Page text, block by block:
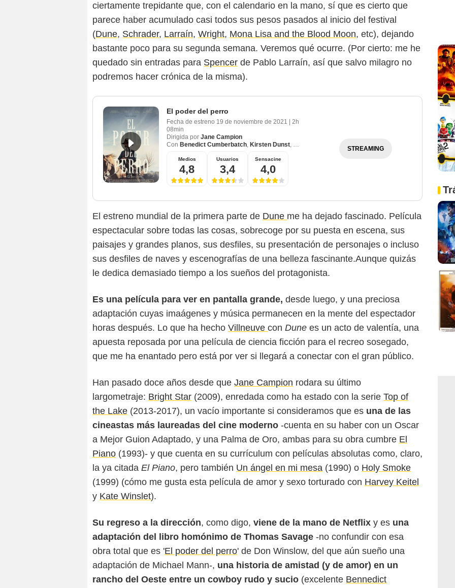
ciertamente trepidante que, con el calendario en la mano, sí que es cierto que
parece haber acumulado casi todos sus pesos pasados al inicio del festival
(Dune, Schrader, Larraín, Wright, Mona Lisa and the Blood Moon, etc), dejando
bastante poco para su segunda semana. Veremos qué ocurre. (Por cierto: me he
quedado sin entradas para Spencer de Pablo Larraín, así que salvo milagro no
podremos hacer crónica de la misma).
El poder del perro
Fecha de estreno 19 de noviembre de 2021
2h
08min
Dirigida por Jane Campion
Con Benedict Cumberbatch, Kirsten Dunst, Jesse Plemons
Medios
4,8
Usuarios
3,4
Sensacine
4,0
STREAMING
El estreno mundial de la primera parte de Dune me ha dejado fascinado. Película
espectacular sobre todas las cosas, sobrecoge por su puesta en escena, sus
paisajes y grandes planos, sus desfiles, su presentación de personajes o incluso
sus desfiles de naves y escenografías de una belleza fascinante.Aunque quizás
le dedica demasiado tiempo a los sueños del protagonista.
Es una película para ver en pantalla grande, desde luego, y una preciosa
adaptación cuyas imaágenes y música permanecen en la mente del espectador
horas después. Lo que ha hecho Villneuve con Dune es un acto de valentía, una
apuesta reposada por una película de ciencia ficción para el recreo sosegado,
que me ha enantado pero está por ver si llegará a conectar con el gran público.
Han pasado doce años desde que Jane Campion rodara su último
largometraje: Bright Star (2009), enredada como ha estado con la serie Top of
the Lake (2013-2017), un vacío importante si consideramos que es una de las
cineastas más laureadas del cine moderno -cuenta en su haber con un Oscar
a Mejor Guion Adaptado, y una Palma de Oro, ambas para su obra cumbre El
Piano (1993)- y que cuenta en su currículum con películas absolutas como, claro,
la ya citada El Piano, pero también Un ángel en mi mesa (1990) o Holy Smoke
(1999) (cómo me gusta esta película de amor y sexo torturado con Harvey Keitel
y Kate Winslet).
Su regreso a la dirección, como digo, viene de la mano de Netflix y es una
adaptación del
libro homónimo de Thomas Savage -no confundir con esa
obra total que es 'El poder del perro' de Don Winslow, del que aún sueño una
adaptación de Michael Mann-, una historia de amistad (y de amor) en un
rancho del Oeste entre un cowboy rudo y sucio (excelente Bennedict